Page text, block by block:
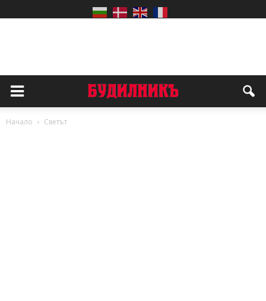
Начало Светът